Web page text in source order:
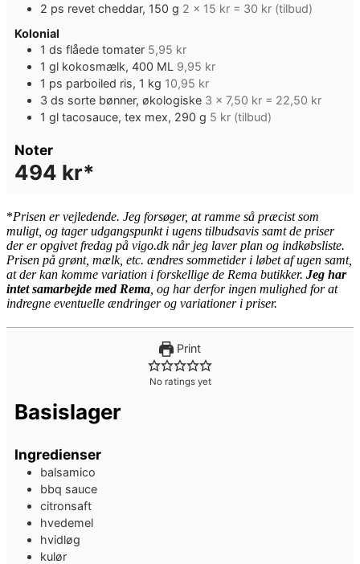
2 ps revet cheddar, 150 g 2 x 15 kr = 30 kr (tilbud)
Kolonial
1 ds flåede tomater 5,95 kr
1 gl kokosmælk, 400 ML 9,95 kr
1 ps parboiled ris, 1 kg 10,95 kr
3 ds sorte bønner, økologiske 3 x 7,50 kr = 22,50 kr
1 gl tacosauce, tex mex, 290 g 5 kr (tilbud)
Noter
494 kr*
*Prisen er vejledende. Jeg forsøger, at ramme så præcist som
muligt, og tager udgangspunkt i ugens tilbudsavis samt de priser
der er opgivet fredag på vigo.dk når jeg laver plan og indkøbsliste.
Prisen på grønt, mælk, etc. ændres sommetider i løbet af ugen samt,
at der kan komme variation i forskellige de Rema butikker. Jeg har
intet samarbejde med Rema , og har derfor ingen mulighed for at
indregne eventuelle ændringer og variationer i priser.
Print
No ratings yet
Basislager
Ingredienser
balsamico
bbq sauce
citronsaft
hvedemel
hvidløg
kulør